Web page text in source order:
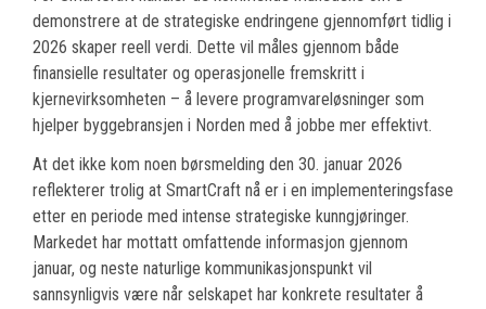
demonstrere at de strategiske endringene gjennomført tidlig i
2026 skaper reell verdi. Dette vil måles gjennom både
finansielle resultater og operasjonelle fremskritt i
kjernevirksomheten – å levere programvareløsninger som
hjelper byggebransjen i Norden med å jobbe mer effektivt.
At det ikke kom noen børsmelding den 30. januar 2026
reflekterer trolig at SmartCraft nå er i en implementeringsfase
etter en periode med intense strategiske kunngjøringer.
Markedet har mottatt omfattende informasjon gjennom
januar, og neste naturlige kommunikasjonspunkt vil
sannsynligvis være når selskapet har konkrete resultater å